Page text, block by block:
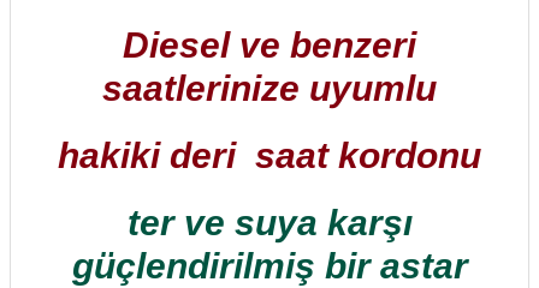
Diesel ve benzeri
saatlerinize uyumlu
hakiki deri saat kordonu
ter ve suya karşı
güçlendirilmiş bir astar